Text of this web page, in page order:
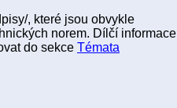
, které jsou obvykle
norem. Dílčí informace
do sekce Témata